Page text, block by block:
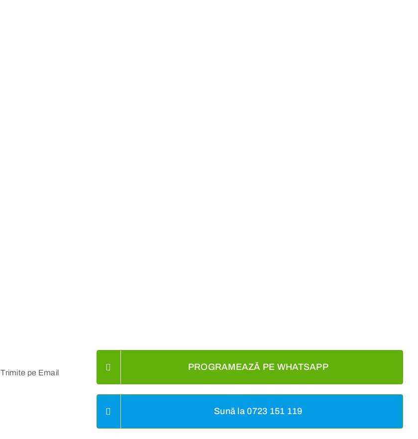
Trimite pe Email
PROGRAMEAZĂ PE WHATSAPP
Sună la 0723 151 119